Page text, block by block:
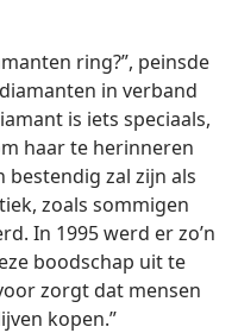
ring?”, peinsde
in verband
is iets speciaals,
haar te herinneren
bestendig zal zijn als
zoals sommigen
In 1995 werd er zo’n
boodschap uit te
zorgt dat mensen
kopen.”